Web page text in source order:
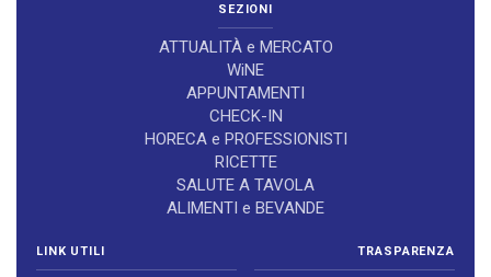
SEZIONI
ATTUALITÀ e MERCATO
WiNE
APPUNTAMENTI
CHECK-IN
HORECA e PROFESSIONISTI
RICETTE
SALUTE A TAVOLA
ALIMENTI e BEVANDE
LINK UTILI TRASPARENZA